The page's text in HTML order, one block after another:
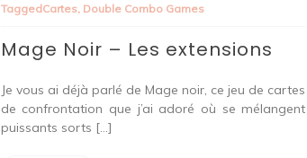
extensions
TaggedCartes, Double Combo Games
Mage Noir – Les extensions
Je vous ai déjà parlé de Mage noir, ce jeu de cartes
de confrontation que j’ai adoré où se mélangent
puissants sorts […]